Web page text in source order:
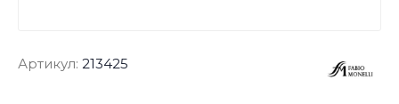
Артикул: 213425